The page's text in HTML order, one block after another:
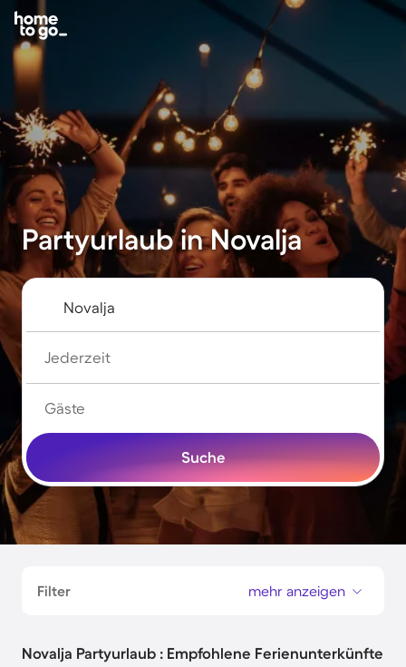
Partyurlaub in Novalja
Jederzeit
Gäste
Suche
Filter mehr anzeigen
Novalja Partyurlaub : Empfohlene Ferienunterkünfte